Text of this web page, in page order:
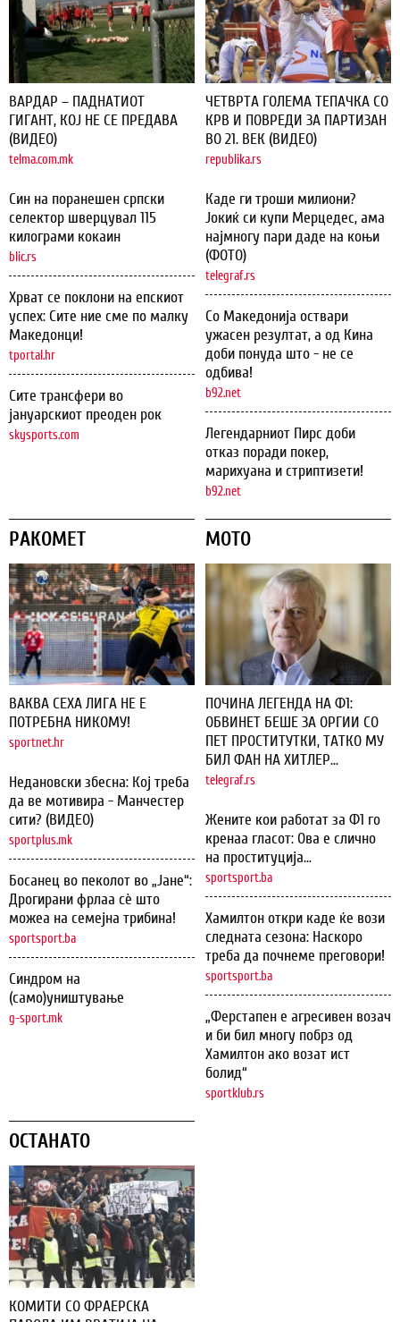
ВАРДАР – ПАДНАТИОТ
ГИГАНТ, КОЈ НЕ СЕ ПРЕДАВА
(ВИДЕО)
telma.com.mk
Син на поранешен српски
селектор шверцувал 115
килограми кокаин
blic.rs
Хрват се поклони на епскиот
успех: Сите ние сме по малку
Македонци!
tportal.hr
Сите трансфери во
јануарскиот преоден рок
skysports.com
ЧЕТВРТА ГОЛЕМА ТЕПАЧКА СО
КРВ И ПОВРЕДИ ЗА ПАРТИЗАН
ВО 21. ВЕК (ВИДЕО)
republika.rs
Каде ги троши милиони?
Јокиќ си купи Мерцедес, ама
најмногу пари даде на коњи
(ФОТО)
telegraf.rs
Со Македонија оствари
ужасен резултат, а од Кина
доби понуда што - не се
одбива!
b92.net
Легендарниот Пирс доби
отказ поради покер,
марихуана и стриптизети!
b92.net
РАКОМЕТ
ВАКВА СЕХА ЛИГА НЕ Е
ПОТРЕБНА НИКОМУ!
sportnet.hr
Недановски збесна: Кој треба
да ве мотивира - Манчестер
сити? (ВИДЕО)
sportplus.mk
Босанец во пеколот во „Јане“:
Дрогирани фрлаа сѐ што
можеа на семејна трибина!
sportsport.ba
Синдром на
(само)уништување
g-sport.mk
МОТО
ПОЧИНА ЛЕГЕНДА НА Ф1:
ОБВИНЕТ БЕШЕ ЗА ОРГИИ СО
ПЕТ ПРОСТИТУТКИ, ТАТКО МУ
БИЛ ФАН НА ХИТЛЕР...
telegraf.rs
Жените кои работат за Ф1 го
кренаа гласот: Ова е слично
на проституција...
sportsport.ba
Хамилтон откри каде ќе вози
следната сезона: Наскоро
треба да почнеме преговори!
sportsport.ba
„Ферстапен е агресивен возач
и би бил многу побрз од
Хамилтон ако возат ист
болид“
sportklub.rs
ОСТАНАТО
КОМИТИ СО ФРАЕРСКА